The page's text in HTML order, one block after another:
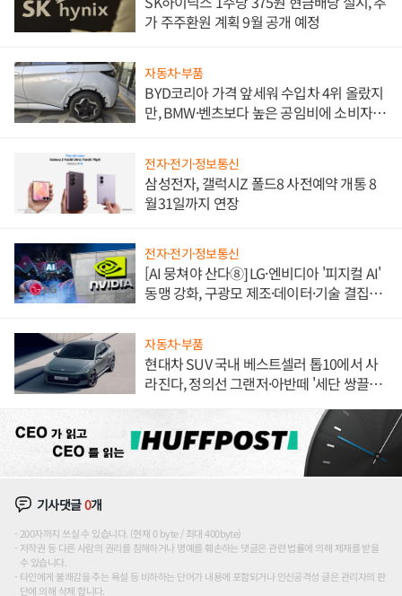
가 주주환원 계획 9월 공개 예정
자동차·부품
BYD코리아 가격 앞세워 수입차 4위 올랐지
만, BMW·벤츠보다 높은 공임비에 소비자
전자·전기·정보통신
삼성전자, 갤럭시Z 폴드8 사전예약 개통 8
월31일까지 연장
전자·전기·정보통신
[AI 뭉쳐야 산다⑧] LG·엔비디아 '피지컬 AI'
동맹 강화, 구광모 제조·데이터·기술 결집
자동차·부품
현대차 SUV 국내 베스트셀러 톱10에서 사
라진다, 정의선 그랜저·아반떼 '세단 쌍끌
기사댓글0개
200자까지 쓰실 수 있습니다. (현재 0 byte / 최대 400byte)
저작권 등 다른 사람의 권리를 침해하거나 명예를 훼손하는 댓글은 관련 법률에 의해 제재를 받을
수 있습니다.
타인에게 불쾌감을 주는 욕설 등 비하하는 단어가 내용에 포함되거나 인신공격성 글은 관리자의 판
단에 의해 삭제 합니다.